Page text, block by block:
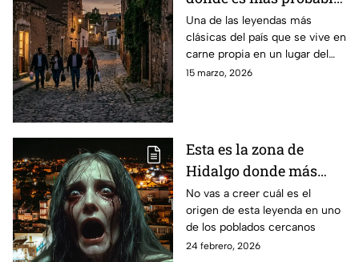
que te salga La Llorona
a las 3 am
Una de las leyendas más
clásicas del país que se vive en
carne propia en un lugar del
país, o por lo menos eso es lo
15 marzo, 2026
Esta es la zona de
Hidalgo donde más
sale La Llorona en las
madrugadas, según la
IA
No vas a creer cuál es el
origen de esta leyenda en uno
de los poblados cercanos
24 febrero, 2026